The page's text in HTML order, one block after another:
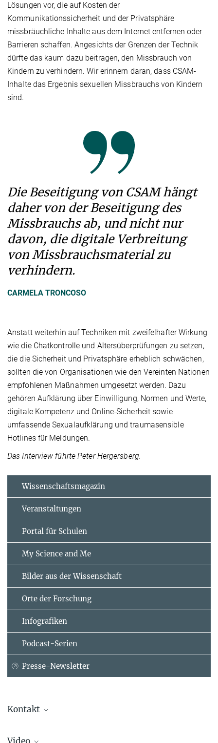
Lösungen vor, die auf Kosten der
Kommunikationssicherheit und der Privatsphäre
missbräuchliche Inhalte aus dem Internet entfernen oder
Barrieren schaffen. Angesichts der Grenzen der Technik
dürfte das kaum dazu beitragen, den Missbrauch von
Kindern zu verhindern. Wir erinnern daran, dass CSAM-
Inhalte das Ergebnis sexuellen Missbrauchs von Kindern
sind.
Die Beseitigung von CSAM hängt
daher von der Beseitigung des
Missbrauchs ab, und nicht nur
davon, die digitale Verbreitung
von Missbrauchsmaterial zu
verhindern.
CARMELA TRONCOSO
Anstatt weiterhin auf Techniken mit zweifelhafter Wirkung
wie die Chatkontrolle und Altersüberprüfungen zu setzen,
die die Sicherheit und Privatsphäre erheblich schwächen,
sollten die von Organisationen wie den Vereinten Nationen
empfohlenen Maßnahmen umgesetzt werden. Dazu
gehören Aufklärung über Einwilligung, Normen und Werte,
digitale Kompetenz und Online-Sicherheit sowie
umfassende Sexualaufklärung und traumasensible
Hotlines für Meldungen.
Das Interview führte Peter Hergersberg.
Wissenschaftsmagazin
Veranstaltungen
Portal für Schulen
My Science and Me
Bilder aus der Wissenschaft
Orte der Forschung
Infografiken
Podcast-Serien
Presse-Newsletter
Kontakt